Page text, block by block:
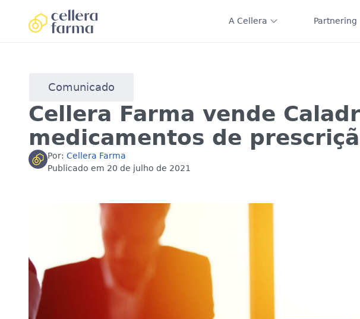
A Cellera Partnering
Comunicado
Cellera Farma vende
medicamentos de
Por: Cellera Farma
Publicado em 20 de julho de 2021